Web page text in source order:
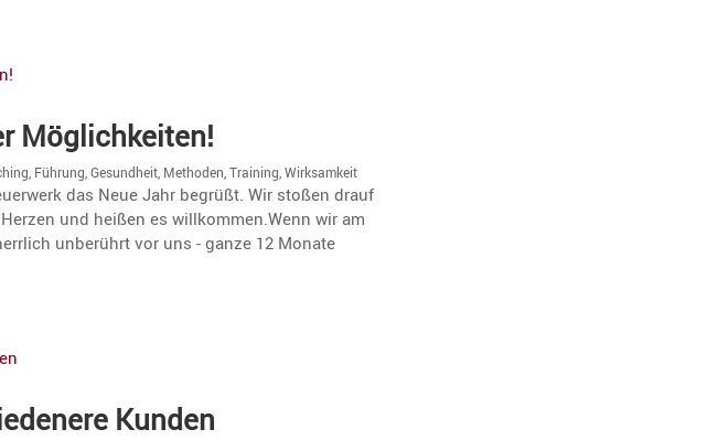
Möglichkeiten!
Führung ,Gesundheit Methoden ,Training ,Wirksamkeit
das Neue Jahr begrüßt. Wir stoßen drauf
und heißen es willkommen.Wenn wir am
unberührt vor uns - ganze 12 Monate
Kunden